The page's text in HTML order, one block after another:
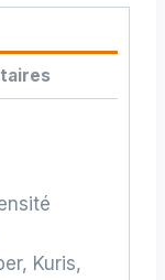
Kuris,